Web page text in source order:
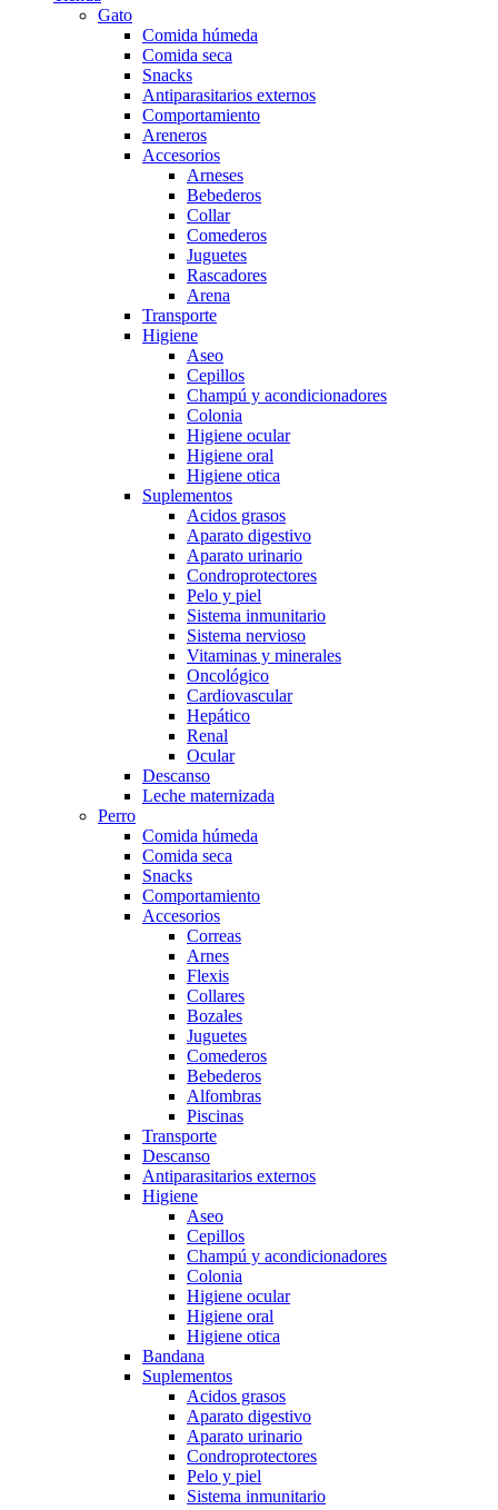
Gato
Comida húmeda
Comida seca
Snacks
Antiparasitarios externos
Comportamiento
Areneros
Accesorios
Arneses
Bebederos
Collar
Comederos
Juguetes
Rascadores
Arena
Transporte
Higiene
Aseo
Cepillos
Champú y acondicionadores
Colonia
Higiene ocular
Higiene oral
Higiene otica
Suplementos
Acidos grasos
Aparato digestivo
Aparato urinario
Condroprotectores
Pelo y piel
Sistema inmunitario
Sistema nervioso
Vitaminas y minerales
Oncológico
Cardiovascular
Hepático
Renal
Ocular
Descanso
Leche maternizada
Perro
Comida húmeda
Comida seca
Snacks
Comportamiento
Accesorios
Correas
Arnes
Flexis
Collares
Bozales
Juguetes
Comederos
Bebederos
Alfombras
Piscinas
Transporte
Descanso
Antiparasitarios externos
Higiene
Aseo
Cepillos
Champú y acondicionadores
Colonia
Higiene ocular
Higiene oral
Higiene otica
Bandana
Suplementos
Acidos grasos
Aparato digestivo
Aparato urinario
Condroprotectores
Pelo y piel
Sistema inmunitario